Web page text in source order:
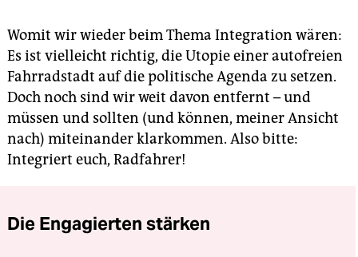
Womit wir wieder beim Thema Integration wären:
Es ist vielleicht richtig, die Utopie einer autofreien
Fahrradstadt auf die politische Agenda zu setzen.
Doch noch sind wir weit davon entfernt – und
müssen und sollten (und können, meiner Ansicht
nach) miteinander klarkommen. Also bitte:
Integriert euch, Radfahrer!
Die Engagierten stärken